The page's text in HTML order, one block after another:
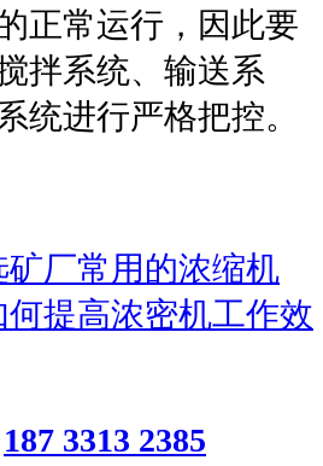
正常运行，因此要
拌系统、输送系
统进行严格把控。
矿厂常用的浓缩机
何提高浓密机工作效
187 3313 2385